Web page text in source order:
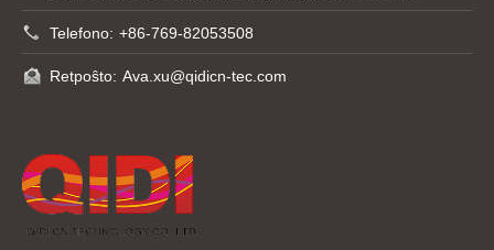
Telefono: +86-769-82053508
Retpoŝto: Ava.xu@qidicn-tec.com